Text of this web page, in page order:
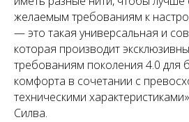
желаемым требованиям к
— это такая универсальная и
которая производит
требованиям поколения 4.0 для
комфорта в сочетании с
техническими
Силва.